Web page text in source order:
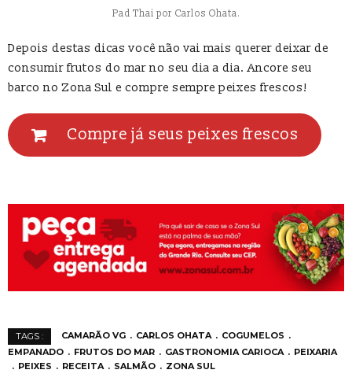
Pad Thai por Carlos Ohata.
Depois destas dicas você não vai mais querer deixar de
consumir frutos do mar no seu dia a dia. Ancore seu
barco no Zona Sul e compre sempre peixes frescos!
Compre já seus peixes frescos
TAGS : CAMARÃO VG CARLOS OHATA
COGUMELOS
EMPANADO
FRUTOS DO MAR GASTRONOMIA CARIOCA
PEIXARIA
PEIXES
RECEITA SALMÃO ZONA SUL